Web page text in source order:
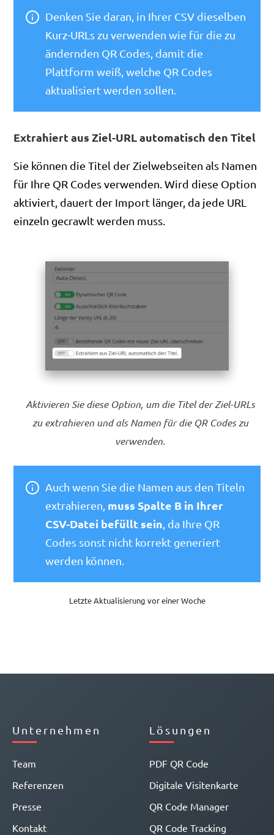
Denken Sie daran, in Ihrer CSV dieselben
Kurz-URLs zu verwenden wie für die zu
ändernden QR Codes, damit die
Plattform weiß, welche QR Codes
aktualisiert werden sollen.
Extrahiert aus Ziel-URL automatisch den Titel
Sie können die Titel der Zielwebseiten als Namen
für Ihre QR Codes verwenden. Wird diese Option
aktiviert, dauert der Import länger, da jede URL
einzeln gecrawlt werden muss.
Aktivieren Sie diese Option, um die Titel der Ziel-URLs
zu extrahieren und als Namen für die QR Codes zu
verwenden.
Auch wenn Sie die Namen aus den Titeln
extrahieren, muss Spalte B in Ihrer
CSV-Datei befüllt sein , da Ihre QR
Codes sonst nicht korrekt generiert
werden können.
Letzte Aktualisierung vor einer Woche
Unternehmen
Team
Referenzen
Presse
Kontakt
Lösungen
PDF QR Code
Digitale Visitenkarte
QR Code Manager
QR Code Tracking